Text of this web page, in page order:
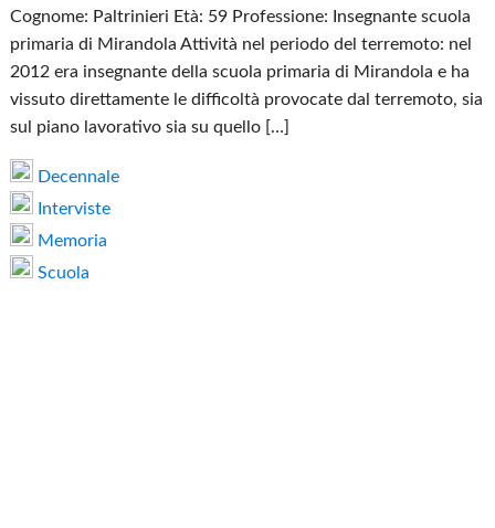
Cognome: Paltrinieri Età: 59 Professione: Insegnante scuola
primaria di Mirandola Attività nel periodo del terremoto: nel
2012 era insegnante della scuola primaria di Mirandola e ha
vissuto direttamente le difficoltà provocate dal terremoto, sia
sul piano lavorativo sia su quello […]
Decennale
Interviste
Memoria
Scuola